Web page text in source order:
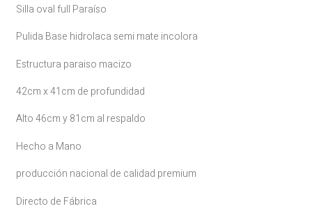
Silla oval full Paraíso
Pulida Base hidrolaca semi mate incolora
Estructura paraiso macizo
42cm x 41cm de profundidad
Alto 46cm y 81cm al respaldo
Hecho a Mano
producción nacional de calidad premium
Directo de Fábrica